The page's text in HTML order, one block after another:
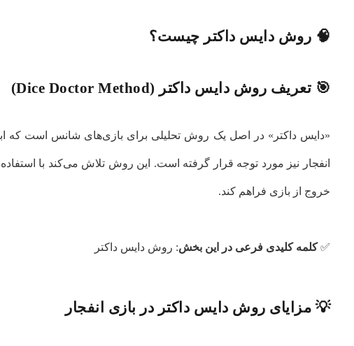
🧠 روش دایس داکتر چیست؟
🎯 تعریف روش دایس داکتر (Dice Doctor Method)
«دایس داکتر» در اصل یک روش تحلیلی برای بازی‌های شانس است که
انفجار نیز مورد توجه قرار گرفته است. این روش تلاش می‌کند با
خروج از بازی فراهم کند.
✅کلمه کلیدی فرعی در این بخش: روش دایس داکتر
💡 مزایای روش دایس داکتر در بازی انفجار